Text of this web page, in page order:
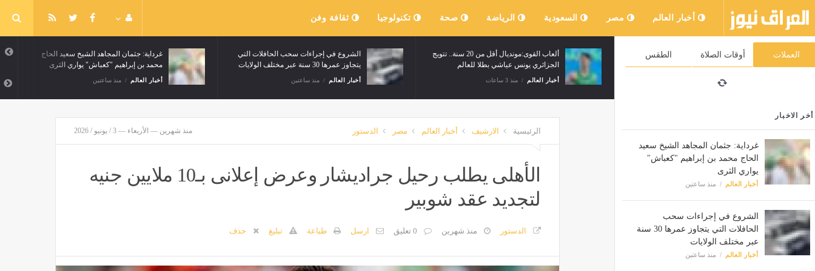
أخبار العالم مصر السعودية الرياضة صحة تكنولوجيا ثقافة وفن
العملات أوقات الصلاة الطقس
أخر الاخبار
غرداية: جثمان المجاهد الشيخ سعيد
الحاج محمد بن إبراهيم "كعباش"
يواري الثرى
أخبار العالم منذ ساعتين
الشروع في إجراءات سحب
الحافلات التي يتجاوز عمرها 30 سنة
عبر مختلف الولايات
أخبار العالم منذ ساعتين
غرداية: جثمان المجاهد الشيخ سعيد الحاج
محمد بن إبراهيم "كعباش" يواري الثرى
أخبار العالم منذ ساعتين
الشروع في إجراءات سحب الحافلات التي
يتجاوز عمرها 30 سنة عبر مختلف الولايات
أخبار العالم منذ ساعتين
ألعاب القوى:مونديال أقل من 20 سنة.. تتويج
الجزائري يونس عياشي بطلا للعالم
أخبار العالم منذ 3 ساعات
الشروع في سحب الحافلات التي يتجاوز
عمرها 30 سنة عبر مختلف الولايات
أخبار العالم
الرئيسية الارشيف أخبار العالم مصر الدستور منذ شهرين — الأربعاء — 3 / يونيو / 2026
الأهلى يطلب رحيل جراديشار وعرض إعلانى بـ10 ملايين جنيه
لتجديد عقد شوبير
الدستور منذ شهرين 0 تعليق ارسل طباعة تبليغ حذف